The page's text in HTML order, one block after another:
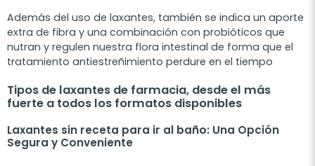
Además del uso de laxantes, también se indica un aporte
extra de fibra y una combinación con probióticos que
nutran y regulen nuestra flora intestinal de forma que el
tratamiento antiestreñimiento perdure en el tiempo
Tipos de laxantes de farmacia, desde el más
fuerte a todos los formatos disponibles
Laxantes sin receta para ir al baño: Una Opción
Segura y Conveniente